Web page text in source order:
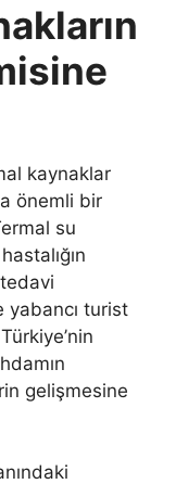
kaynaklar
önemli bir
su
yabancı turist
gelişmesine